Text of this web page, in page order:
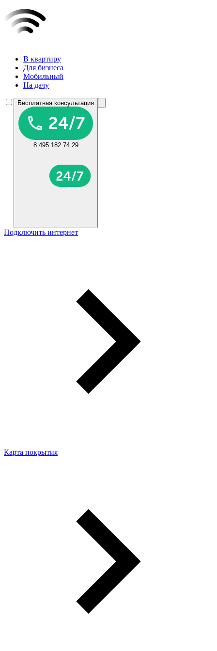
В квартиру
Для бизнеса
Мобильный
На дачу
Бесплатная консультация
8 495 182 74 29
Подключить интернет
Карта покрытия